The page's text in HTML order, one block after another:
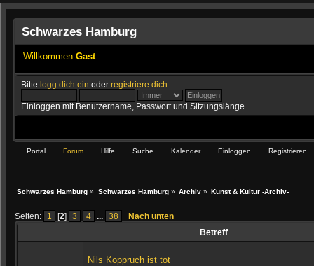
Schwarzes Hamburg
Willkommen Gast
Bittelogg dich ein oderregistriere dich
Einloggen mit Benutzername, Passwort und Sitzungslänge
Portal Forum Hilfe Suche Kalender Einloggen Registrieren
Schwarzes Hamburg » Schwarzes Hamburg» Archiv» Kunst & Kultur -Archiv-
Seiten: 1 [2] 3 4 ... 38
Nach unten
Betreff
Nils Koppruch ist tot